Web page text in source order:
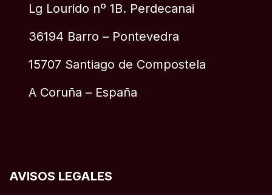
Lg Lourido nº 1B. Perdecanai
36194 Barro – Pontevedra
15707 Santiago de Compostela
A Coruña – España
AVISOS LEGALES